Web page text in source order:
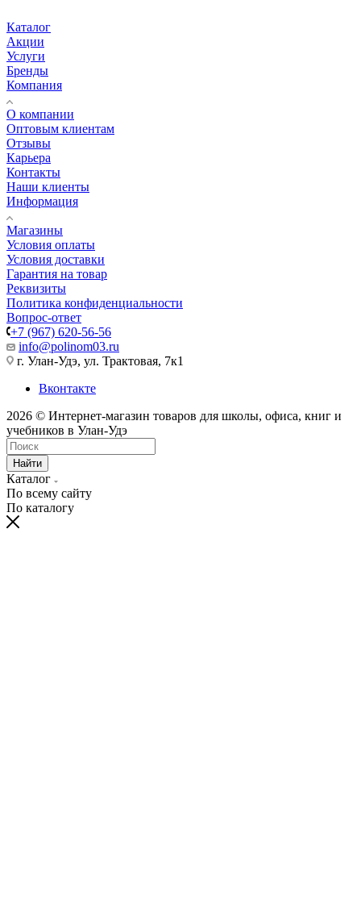
Каталог
Акции
Услуги
Бренды
Компания
О компании
Оптовым клиентам
Отзывы
Карьера
Контакты
Наши клиенты
Информация
Магазины
Условия оплаты
Условия доставки
Гарантия на товар
Реквизиты
Политика конфиденциальности
Вопрос-ответ
+7 (967) 620-56-56
info@polinom03.ru
г. Улан-Удэ, ул. Трактовая, 7к1
Вконтакте
2026 © Интернет-магазин товаров для школы, офиса, книг и
учебников в Улан-Удэ
Найти
Каталог
По всему сайту
По каталогу